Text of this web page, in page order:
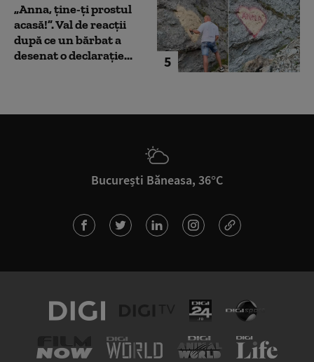
5
„Anna, ţine-ţi prostul
acasă!”. Val de reacții
după ce un bărbat a
desenat o declarație...
București Băneasa, 36°C